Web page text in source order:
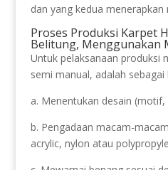
dan yang kedua
Proses Produksi Karpet
Belitung, Menggunakan
Untuk pelaksanaan produksi
semi manual, adalah sebagai
a. Menentukan desain
b. Pengadaan macam-
acrylic, nylon atau